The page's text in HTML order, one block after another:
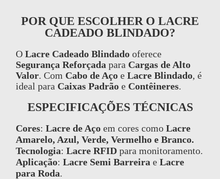
POR QUE ESCOLHER O LACRE
CADEADO BLINDADO?
O Lacre Cadeado Blindado oferece
Segurança Reforçada para Cargas de Alto
Valor. Com Cabo de Aço e Lacre Blindado, é
ideal para Caixas Padrão e Contêineres.
ESPECIFICAÇÕES TÉCNICAS
Cores: Lacre de Aço em cores como Lacre
Amarelo, Azul, Verde, Vermelho e Branco.
Tecnologia: Lacre RFID para monitoramento.
Aplicação: Lacre Semi Barreira e Lacre
para Roda.